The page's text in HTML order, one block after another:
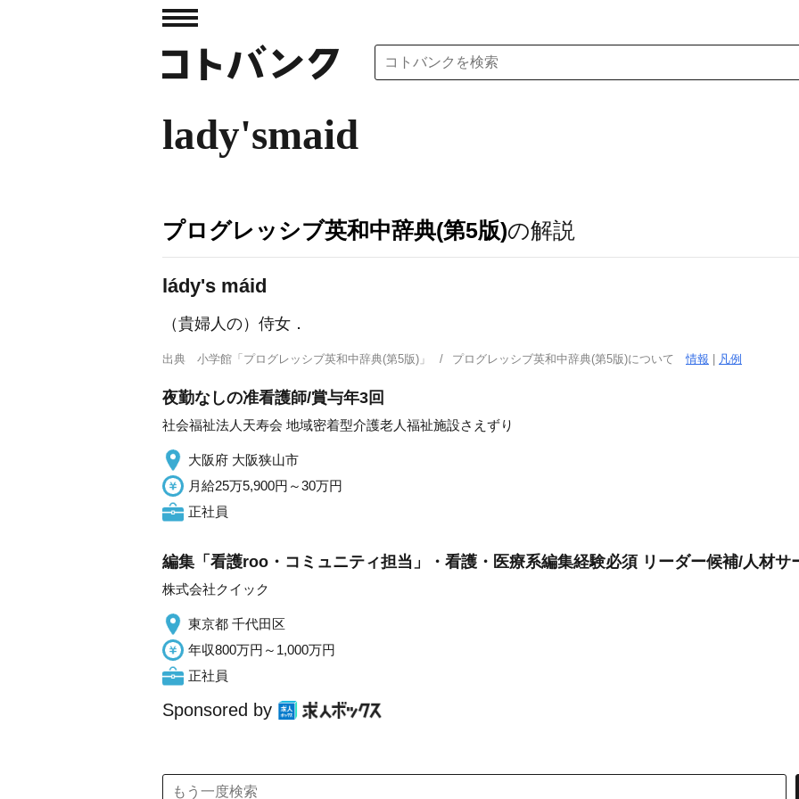
lady'smaid
プログレッシブ英和中辞典(第5版)の解説
lády's máid
（貴婦人の）侍女 ．
出典 小学館「プログレッシブ英和中辞典(第5版)」 プログレッシブ英和中辞典(第5版)について情報 凡例
夜勤なしの准看護師/賞与年3回
社会福祉法人天寿会 地域密着型介護老人福祉施設さえずり
大阪府 大阪狭山市
月給25万5,900円～30万円
正社員
編集「看護roo・コミュニティ担当」・看護・医療系編集経験必須 リーダー候補/人材サ
株式会社クイック
東京都 千代田区
年収800万円～1,000万円
正社員
Sponsored by